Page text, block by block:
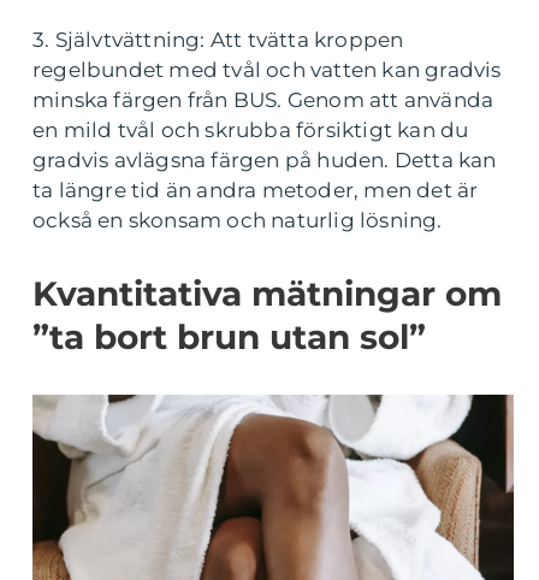
3. Självtvättning: Att tvätta kroppen
regelbundet med tvål och vatten kan gradvis
minska färgen från BUS. Genom att använda
en mild tvål och skrubba försiktigt kan du
gradvis avlägsna färgen på huden. Detta kan
ta längre tid än andra metoder, men det är
också en skonsam och naturlig lösning.
Kvantitativa mätningar om
”ta bort brun utan sol”